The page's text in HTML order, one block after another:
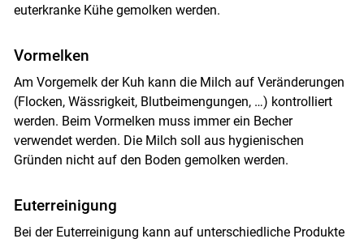
euterkranke Kühe gemolken werden.
Vormelken
Am Vorgemelk der Kuh kann die Milch auf Veränderungen
(Flocken, Wässrigkeit, Blutbeimengungen, …) kontrolliert
werden. Beim Vormelken muss immer ein Becher
verwendet werden. Die Milch soll aus hygienischen
Gründen nicht auf den Boden gemolken werden.
Euterreinigung
Bei der Euterreinigung kann auf unterschiedliche Produkte